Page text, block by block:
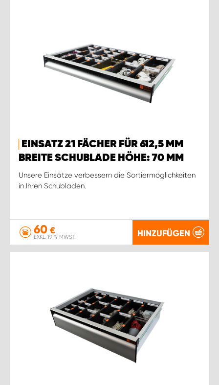
EINSATZ 21 FÄCHER FÜR 612,5 MM
BREITE SCHUBLADE HÖHE: 70 MM
Unsere Einsätze verbessern die Sortiermöglichkeiten
in Ihren Schubladen.
60 €
EXKL. 19 % MWST. HINZUFÜGEN